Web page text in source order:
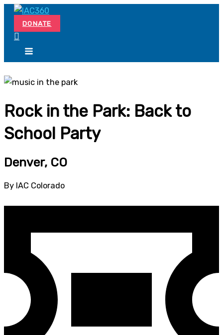
Skip
content
DONATE
Rock in the Park: Back to
School Party
Denver, CO
By IAC Colorado
Search...